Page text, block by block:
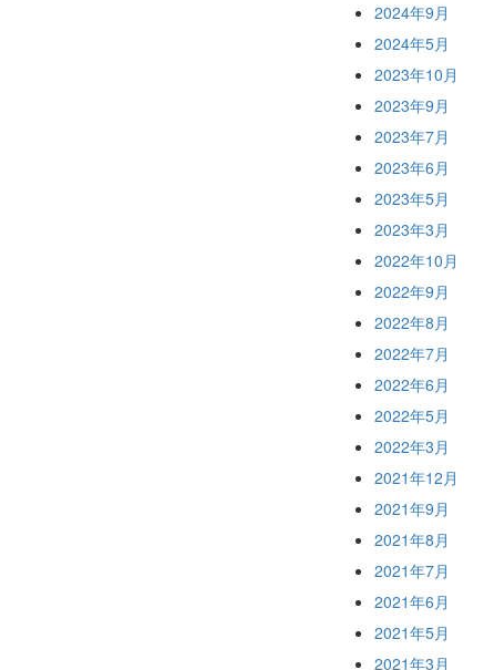
2024年9月
2024年5月
2023年10月
2023年9月
2023年7月
2023年6月
2023年5月
2023年3月
2022年10月
2022年9月
2022年8月
2022年7月
2022年6月
2022年5月
2022年3月
2021年12月
2021年9月
2021年8月
2021年7月
2021年6月
2021年5月
2021年3月